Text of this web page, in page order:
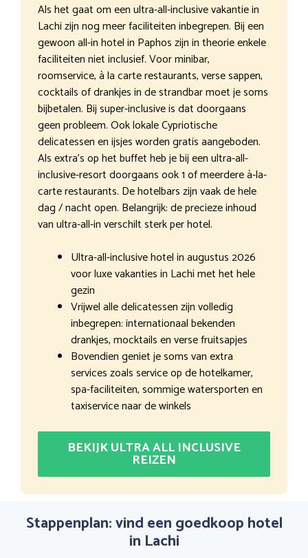
Als het gaat om een ultra-all-inclusive vakantie in
Lachi zijn nog meer faciliteiten inbegrepen. Bij een
gewoon all-in hotel in Paphos zijn in theorie enkele
faciliteiten niet inclusief. Voor minibar,
roomservice, à la carte restaurants, verse sappen,
cocktails of drankjes in de strandbar moet je soms
bijbetalen. Bij super-inclusive is dat doorgaans
geen probleem. Ook lokale Cypriotische
delicatessen en ijsjes worden gratis aangeboden.
Als extra’s op het buffet heb je bij een ultra-all-
inclusive-resort doorgaans ook 1 of meerdere à-la-
carte restaurants. De hotelbars zijn vaak de hele
dag / nacht open. Belangrijk: de precieze inhoud
van ultra-all-in verschilt sterk per hotel.
Ultra-all-inclusive hotel in augustus 2026
voor luxe vakanties in Lachi met het hele
gezin
Vrijwel alle delicatessen zijn volledig
inbegrepen: internationaal bekenden
drankjes, mocktails en verse fruitsapjes
Bovendien geniet je soms van extra
services zoals service op de hotelkamer,
spa-faciliteiten, sommige watersporten en
taxiservice naar de winkels
BEKIJK ULTRA ALL INCLUSIVE
REIZEN
Stappenplan: vind een goedkoop hotel
in Lachi